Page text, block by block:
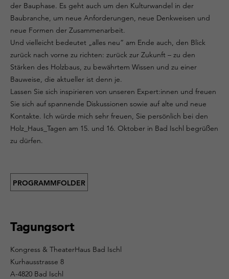
der Bauphase. Es geht auch um den Kulturwandel in der
Baubranche, um neue Anforderungen, neue Denkweisen und
neue Formen der Zusammenarbeit.
Und vielleicht bedeutet „alles neu“ am Ende auch, den Blick
zurück nach vorne zu richten: zurück zur Zukunft – zu den
Stärken des Holzbaus, zu bewährtem Wissen und zu einer
Bauweise, die aktueller ist denn je.
Lassen Sie sich inspirieren von unseren Expert:innen und freuen
Sie sich auf spannende Diskussionen sowie auf alte und neue
Kontakte. Ich würde mich sehr freuen, Sie persönlich bei den
Holz_Haus_Tagen am 15. und 16. Oktober in Bad Ischl begrüßen
zu dürfen.
PROGRAMMFOLDER
Tagungsort
Kongress & TheaterHaus Bad Ischl
Kurhausstrasse 8
A-4820 Bad Ischl